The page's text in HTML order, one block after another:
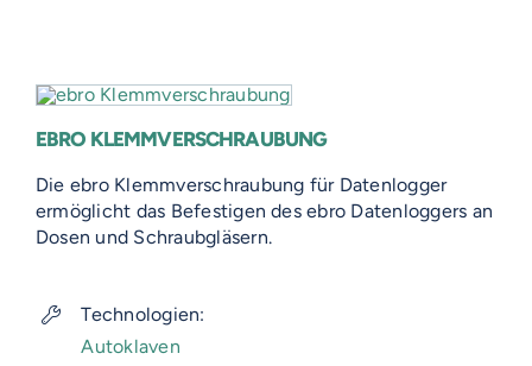
EBRO KLEMMVERSCHRAUBUNG
Die ebro Klemmverschraubung für Datenlogger
ermöglicht das Befestigen des ebro Datenloggers an
Dosen und Schraubgläsern.
Technologien:
Autoklaven